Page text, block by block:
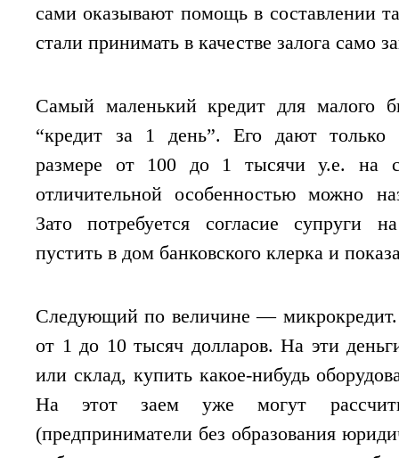
сами оказывают помощь в составлении
стали принимать в качестве залога само
Самый маленький кредит для малого
“кредит за 1 день”. Его дают только
размере от 100 до 1 тысячи у.е. на
отличительной особенностью можно
Зато потребуется согласие супруги
пустить в дом банковского клерка и
Следующий по величине —
от 1 до 10 тысяч долларов. На эти
или склад, купить какое-нибудь
На этот заем уже могут
(предприниматели без образования